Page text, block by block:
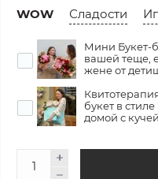
WOW Сладости
Мини Букет-
вашей теще,
жене от
букет в
домой с